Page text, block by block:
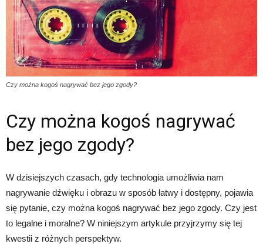
Czy można kogoś nagrywać bez jego zgody?
Czy można kogoś nagrywać
bez jego zgody?
W dzisiejszych czasach, gdy technologia umożliwia nam
nagrywanie dźwięku i obrazu w sposób łatwy i dostępny, pojawia
się pytanie, czy można kogoś nagrywać bez jego zgody. Czy jest
to legalne i moralne? W niniejszym artykule przyjrzymy się tej
kwestii z różnych perspektyw.